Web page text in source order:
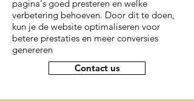
pagina's goed presteren en welke
verbetering behoeven. Door dit te doen,
kun je de website optimaliseren voor
betere prestaties en meer conversies
genereren
Contact us